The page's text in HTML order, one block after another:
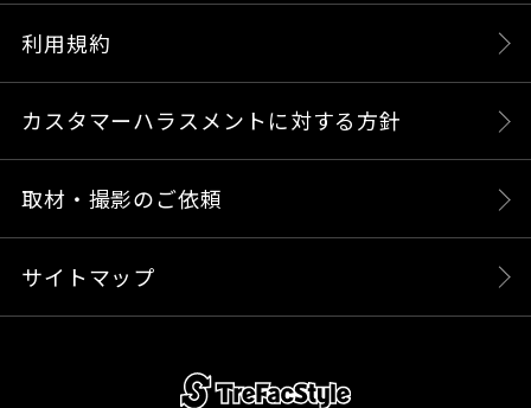
利用規約
カスタマーハラスメントに対する方針
取材・撮影のご依頼
サイトマップ